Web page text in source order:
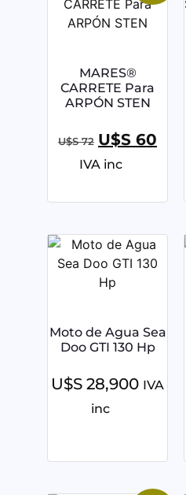
MARES®
CARRETE Para
ARPÓN STEN
U$S72 U$S 60
IVA inc
Moto de Agua Sea
Doo GTI 130 Hp
U$S 28,900 IVA
inc